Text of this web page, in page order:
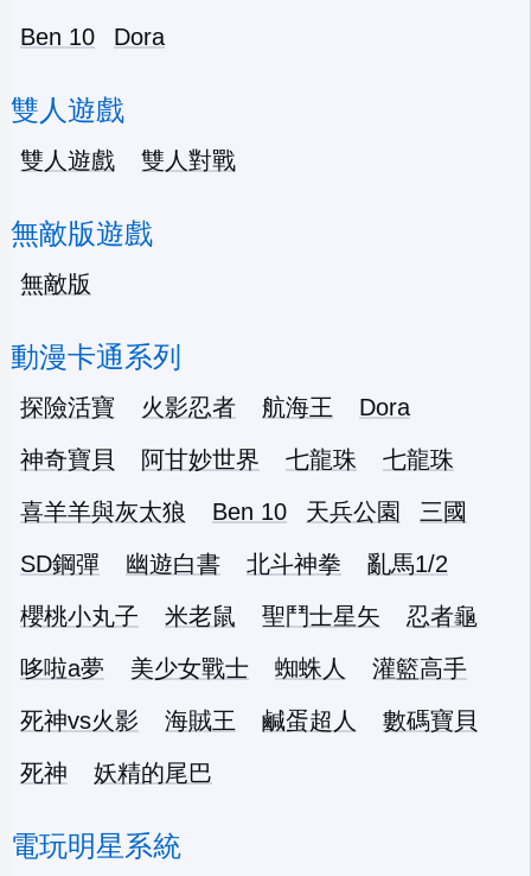
Ben 10
Dora
雙人遊戲
雙人遊戲 雙人對戰
無敵版遊戲
無敵版
動漫卡通系列
探險活寶 火影忍者 航海王
Dora
神奇寶貝
阿甘妙世界 七龍珠
七龍珠
喜羊羊與灰太狼
Ben 10 天兵公園
三國
SD鋼彈
幽遊白書 北斗神拳
亂馬1/2
櫻桃小丸子
米老鼠 聖鬥士星矢
忍者龜
哆啦a夢
美少女戰士 蜘蛛人
灌籃高手
死神vs火影
海賊王 鹹蛋超人
數碼寶貝
死神
妖精的尾巴
電玩明星系統